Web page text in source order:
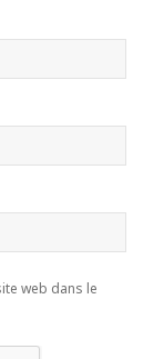
web dans le